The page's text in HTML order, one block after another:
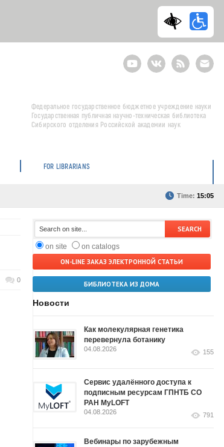
YoutubeВКонтактеRSS
E-
mail
подписка
Федеральное государственное бюджетное учреждение науки
Государственная публичная научно-техническая библиотека
Сибирского отделения Российской академии наук
FOR LIBRARIANS
Time: 15:05
0
on site
on catalogs
ON-LINE ЗАКАЗ ЭЛЕКТРОННОЙ СТАТЬИ
БИБЛИОТЕКА ИЗ ДОМА
Новости
Как молекулярная генетика
перевернула ботанику
04.08.2026 155
Сервис удалённого доступа к
подписным ресурсам ГПНТБ СО
РАН MyLOFT
04.08.2026 791
Вебинары по зарубежным